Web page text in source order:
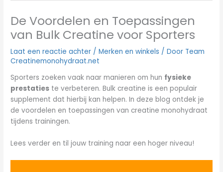
De Voordelen en Toepassingen
van Bulk Creatine voor Sporters
Laat een reactie achter /Merken en winkels / Door Team
Creatinemonohydraat.net
Sporters zoeken vaak naar manieren om hun fysieke
prestaties te verbeteren. Bulk creatine is een populair
supplement dat hierbij kan helpen. In deze blog ontdek je
de voordelen en toepassingen van creatine monohydraat
tijdens trainingen.
Lees verder en til jouw training naar een hoger niveau!